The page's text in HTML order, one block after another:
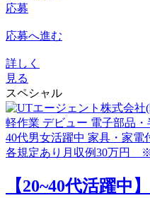
応募
応募へ進む
詳しく
見る
スペシャル
【20~40代活躍中